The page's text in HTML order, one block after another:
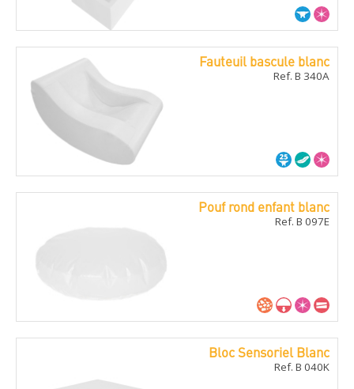
Fauteuil bascule blanc
Ref. B 340A
Pouf rond enfant blanc
Ref. B 097E
Bloc Sensoriel Blanc
Ref. B 040K